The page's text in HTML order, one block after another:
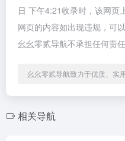
日 下午4:21收录时，该网页
网页的内容如出现违规，可
幺幺零贰导航不承担任何责任
幺幺零贰导航致力于优质、实
相关导航